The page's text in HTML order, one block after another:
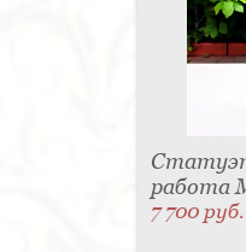
работа
7 700